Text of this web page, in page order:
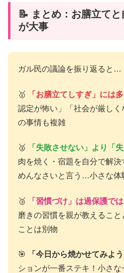
📝 まとめ：お膳立て
が大事
ガル民の議論を振り返ると…
🥇 「お膳立てしすぎ」には
認定が怖い」「社会が厳しく
の事情も複雑
🥈 「失敗させない」より「
肉を焼く・宿題を自分で解
めんなさいと言う…小さな体
🥉 「習慣づけ」は過保護で
磨きの習慣を親が教えるこ
ことは別物
🎯 「今日から焼かせてみよう
ションが一番ステキ！小さ